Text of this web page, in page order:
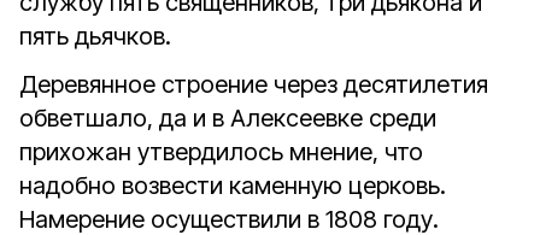
пять дьячков.
Деревянное строение через десятилетия
обветшало, да и в Алексеевке среди
прихожан утвердилось мнение, что
надобно возвести каменную церковь.
Намерение осуществили в 1808 году.